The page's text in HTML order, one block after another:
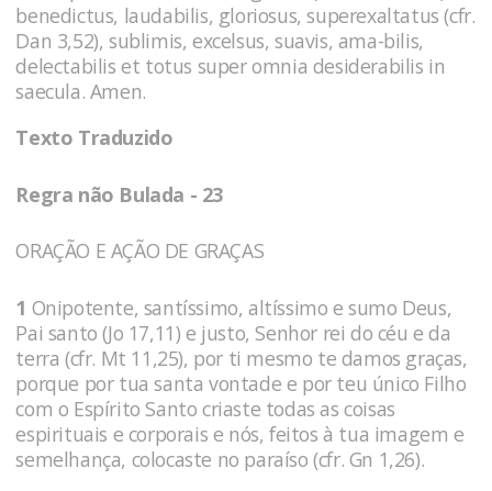
benedictus, laudabilis, gloriosus, superexaltatus (cfr.
Dan 3,52), sublimis, excelsus, suavis, ama-bilis,
delectabilis et totus super omnia desiderabilis in
saecula. Amen.
Texto Traduzido
Regra não Bulada - 23
ORAÇÃO E AÇÃO DE GRAÇAS
1 Onipotente, santíssimo, altíssimo e sumo Deus,
Pai santo (Jo 17,11) e justo, Senhor rei do céu e da
terra (cfr. Mt 11,25), por ti mesmo te damos graças,
porque por tua santa vontade e por teu único Filho
com o Espírito Santo criaste todas as coisas
espirituais e corporais e nós, feitos à tua imagem e
semelhança, colocaste no paraíso (cfr. Gn 1,26).